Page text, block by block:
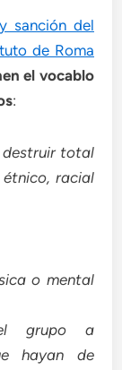
sanción del
de Roma
el vocablo
:
destruir total
racial
o mental
grupo a
hayan de